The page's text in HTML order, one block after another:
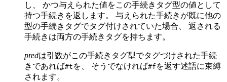
し、 かつ与えられた値をこの手続きタグ型の値として
持つ手続きを返します。 与えられた手続きが既に他の
型の手続きタグでタグ付けされていた場合、 返される
手続きは両方の手続きタグを持ちます。
predは引数がこの手続きタグ型でタグづけされた手続
きであれば#t を、 そうでなければ#f を返す述語に束縛
されます。